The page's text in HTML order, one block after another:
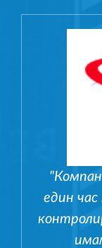
един